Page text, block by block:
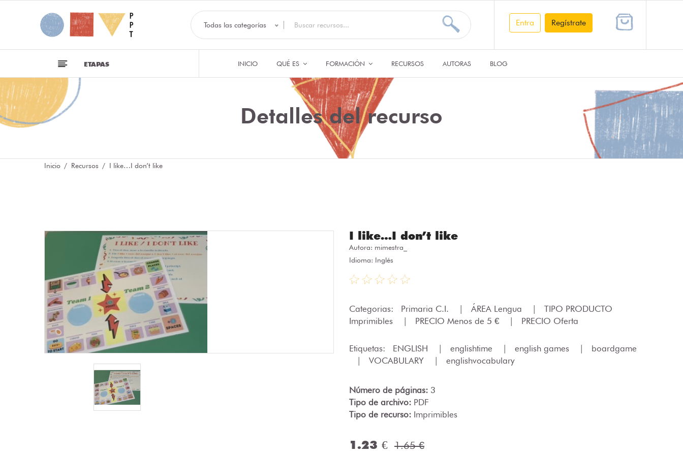
Todas las categorías Entra Regístrate
ETAPAS INICIO QUÉ ES FORMACIÓN RECURSOS AUTORAS BLOG
Detalles del recurso
Inicio Recursos I like…I don’t like
I like…I don’t like
Autora: mimestra_
Idioma: Inglés
Categorias: Primaria C.I. ÁREA Lengua
TIPO PRODUCTO
Imprimibles
PRECIO Menos de 5 € PRECIO Oferta
Etiquetas: ENGLISH englishtime english games
boardgame
VOCABULARY englishvocabulary
Número de páginas: 3
Tipo de archivo: PDF
Tipo de recurso: Imprimibles
1.23 € 1.65 €